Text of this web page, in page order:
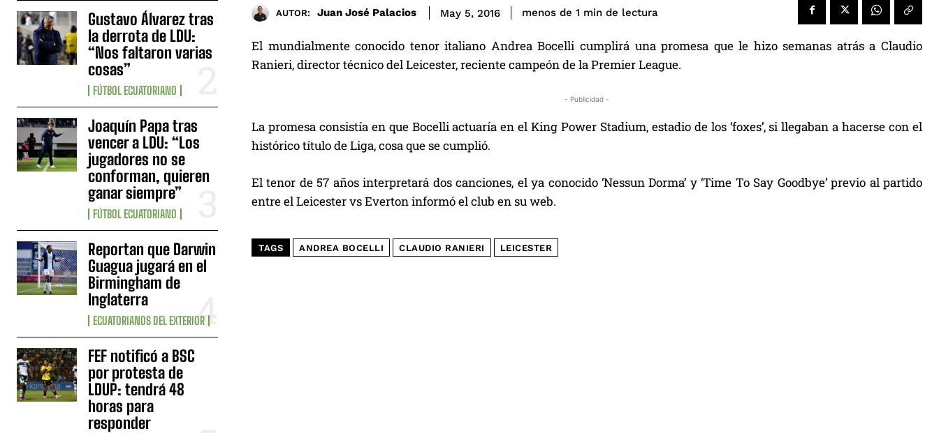
Gustavo Álvarez tras
la derrota de LDU:
“Nos faltaron varias
cosas”
FÚTBOL ECUATORIANO
Joaquín Papa tras
vencer a LDU: “Los
jugadores no se
conforman, quieren
ganar siempre”
FÚTBOL ECUATORIANO
Reportan que Darwin
Guagua jugará en el
Birmingham de
Inglaterra
ECUATORIANOS DEL EXTERIOR
FEF notificó a BSC
por protesta de
LDUP: tendrá 48
horas para
responder
AUTOR: Juan José Palacios May 5, 2016 menos de 1 min de lectura
El mundialmente conocido tenor italiano Andrea Bocelli cumplirá una promesa que le hizo semanas atrás a Claudio
Ranieri, director técnico del Leicester, reciente campeón de la Premier League.
- Publicidad -
La promesa consistía en que Bocelli actuaría en el King Power Stadium, estadio de los ‘foxes’, si llegaban a hacerse con el
histórico título de Liga, cosa que se cumplió.
El tenor de 57 años interpretará dos canciones, el ya conocido ‘Nessun Dorma’ y ‘Time To Say Goodbye’ previo al partido
entre el Leicester vs Everton informó el club en su web.
TAGS ANDREA BOCELLI CLAUDIO RANIERI LEICESTER